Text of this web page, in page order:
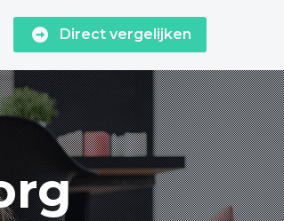
Direct vergelijken